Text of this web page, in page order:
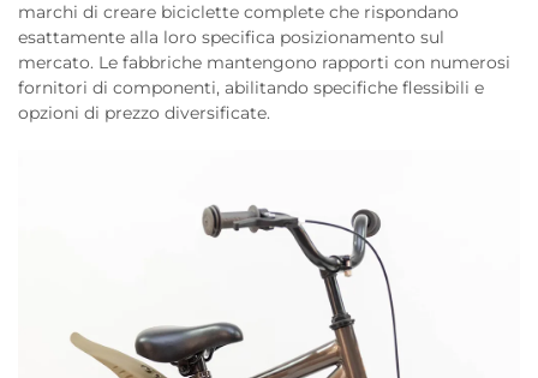
marchi di creare biciclette complete che rispondano
esattamente alla loro specifica posizionamento sul
mercato. Le fabbriche mantengono rapporti con numerosi
fornitori di componenti, abilitando specifiche flessibili e
opzioni di prezzo diversificate.